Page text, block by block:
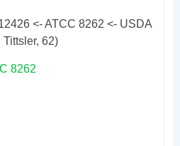
<- ATCC 8262 <- USDA
Tittsler, 62)
8262